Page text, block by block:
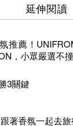
延伸閱讀
推薦！
，小眾嚴選不撞
3關鍵
著香氛一起去